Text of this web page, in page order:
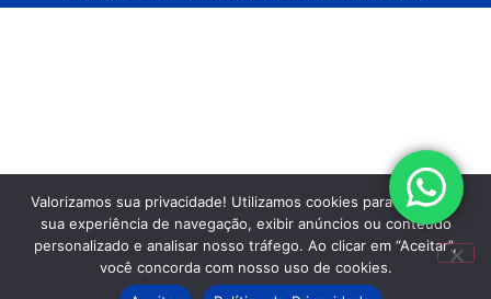
Valorizamos sua privacidade! Utilizamos cookies para aprimorar
sua experiência de navegação, exibir anúncios ou conteúdo
personalizado e analisar nosso tráfego. Ao clicar em “Aceitar”,
você concorda com nosso uso de cookies.